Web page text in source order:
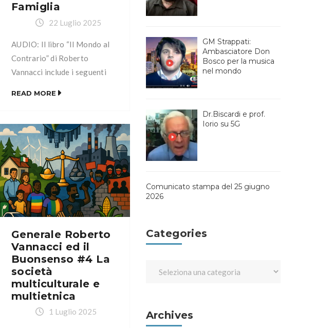
Famiglia
22 Luglio 2025
AUDIO: Il libro “Il Mondo al
Contrario” di Roberto
Vannacci include i seguenti
L’energia Capitolo IV: La
società multiculturale e
multietnica Capitolo V: La
sicurezza e la legittima
difesa Capitolo VI: La casa
Capitolo VII: La famiglia
Capitolo VIII: La Patria
READ MORE
Generale Roberto
Vannacci ed il
Buonsenso #4 La
società
multiculturale e
multietnica
1 Luglio 2025
GM Strappati:
Ambasciatore Don
Bosco per la musica
nel mondo
Dr.Biscardi e prof.
Iorio su 5G
Comunicato stampa del 25 giugno
2026
Categories
Archives